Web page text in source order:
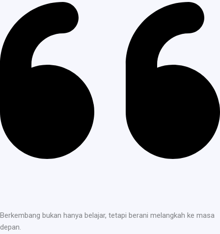
Berkembang bukan hanya belajar, tetapi berani melangkah ke masa
depan.